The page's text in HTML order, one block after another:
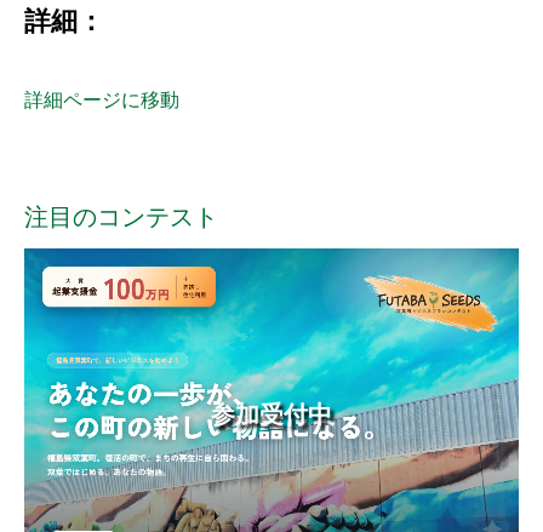
詳細：
詳細ページに移動
注目のコンテスト
参加受付中